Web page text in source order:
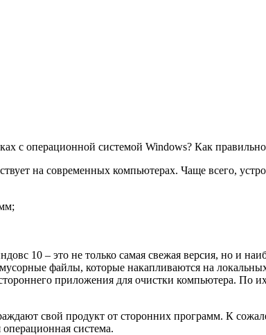
с операционной системой Windows? Как
на современных компьютерах. Чаще всего,
10 – это не только самая свежая версия, но и
файлы, которые накапливаются на
приложения для очистки компьютера. По
свой продукт от сторонних программ. К
система.